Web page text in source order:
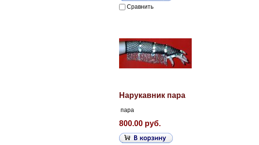
Сравнить
Нарукавник пара
пара
800.00 руб.